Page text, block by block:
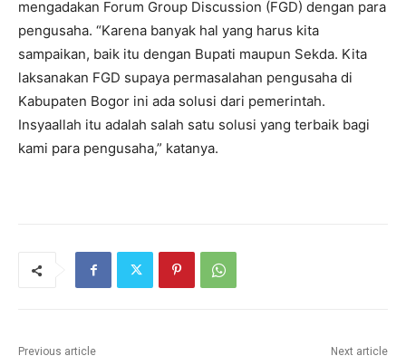
mengadakan Forum Group Discussion (FGD) dengan para
pengusaha. “Karena banyak hal yang harus kita
sampaikan, baik itu dengan Bupati maupun Sekda. Kita
laksanakan FGD supaya permasalahan pengusaha di
Kabupaten Bogor ini ada solusi dari pemerintah.
Insyaallah itu adalah salah satu solusi yang terbaik bagi
kami para pengusaha,” katanya.
Previous article Next article